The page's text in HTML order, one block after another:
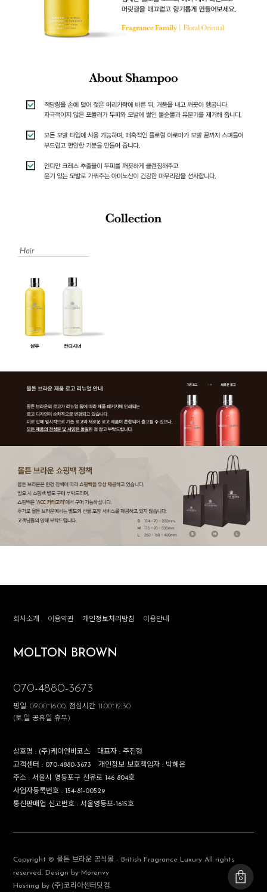
0
회사소개 이용약관 개인정보처리방침 이용안내
MOLTON BROWN
070-4880-3673
평일: 09:00~16:00, 점심시간 11:00~12:30
(토,일 공휴일 휴무)
상호명 :(주)케이엔비코스 대표자 :주진형
고객센터 : 070-4880-3673 개인정보 보호책임자 : 박혜은
주소 :서울시 영등포구 선유로 146 804호
사업자등록번호 : 154-81-00529
통신판매업 신고번호 :서울영등포-1615호
Copyright © 몰튼 브라운 공식몰 - British Fragrance Luxury All rights
reserved. Design by Morenvy
Hosting by (주)코리아센터닷컴.